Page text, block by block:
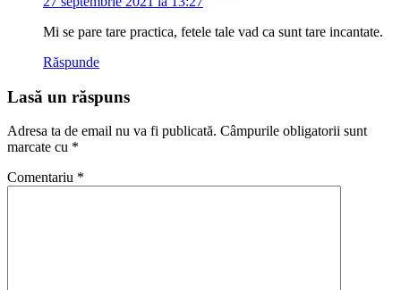
Mi se pare tare practica, fetele tale vad ca sunt tare incantate.
Răspunde
Lasă un răspuns
Adresa ta de email nu va fi publicată. Câmpurile obligatorii sunt
marcate cu *
Comentariu *